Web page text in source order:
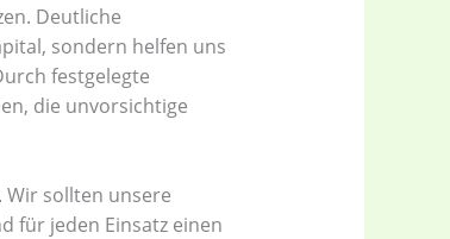
Deutliche
sondern helfen uns
festgelegte
die unvorsichtige
Wir sollten unsere
für jeden Einsatz einen